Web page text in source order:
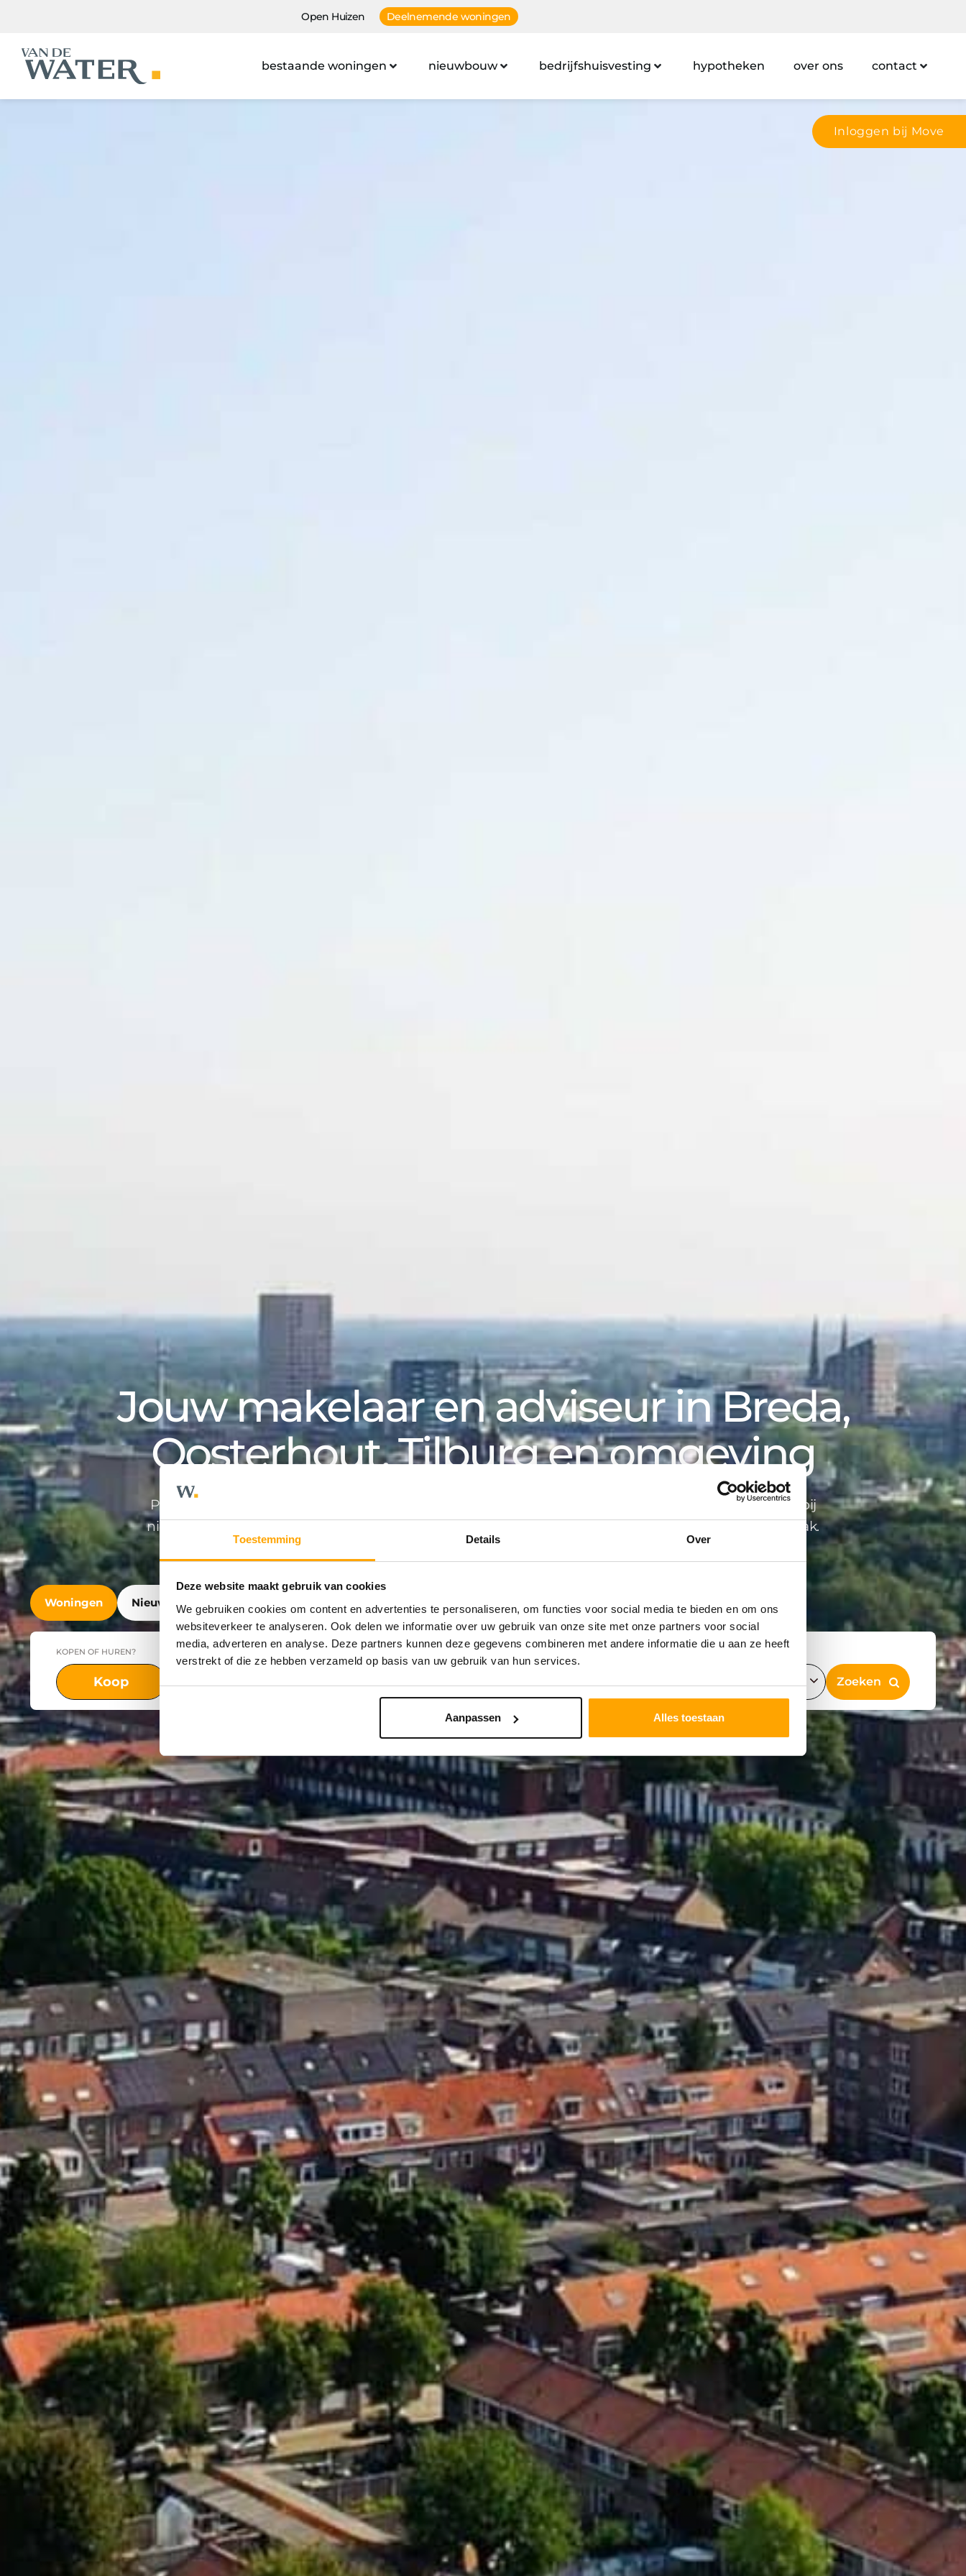
Toestemming Details Over
Deze website maakt gebruik van cookies
We gebruiken cookies om content en advertenties te personaliseren, om functies voor social media te bieden en om ons
websiteverkeer te analyseren. Ook delen we informatie over uw gebruik van onze site met onze partners voor social
media, adverteren en analyse. Deze partners kunnen deze gegevens combineren met andere informatie die u aan ze heeft
verstrekt of die ze hebben verzameld op basis van uw gebruik van hun services.
Aanpassen Alles toestaan
Open Huizen Deelnemende woningen
bestaande woningen nieuwbouw bedrijfshuisvesting hypotheken over ons contact
Inloggen bij Move
Jouw makelaar en adviseur in Breda,
Oosterhout, Tilburg en omgeving
Professioneel en persoonlijk, voor particuliere en zakelijke klanten. Van aankoopbegeleiding tot advies bij
nieuwbouwontwikkeling en van huurwoning tot hypotheek: bij Van de Water vind je alles onder één dak.
Woningen Nieuwbouw Bedrijfshuisvesting
KOPEN OF HUREN?
Koop Huur
PLAATS